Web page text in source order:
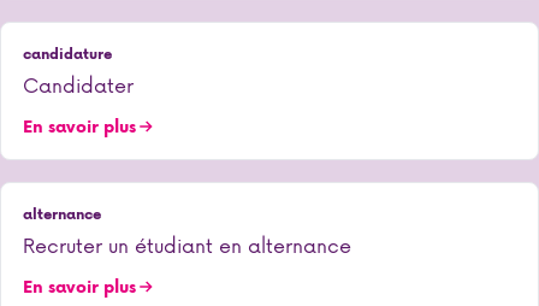
candidature
Candidater
En savoir plus
alternance
Recruter un étudiant en alternance
En savoir plus